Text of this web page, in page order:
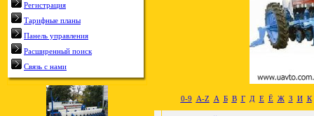
Регистрация
Тарифные планы
Панель управления
Расширенный поиск
Связь с нами
0-9 A-Z А Б В Г Д Е Ё Ж З И К